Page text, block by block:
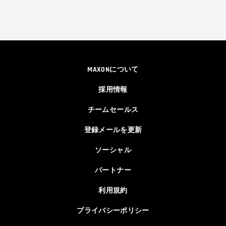
MAXONについて
採用情報
チームセールス
登録メールを更新
ソーシャル
パートナー
利用規約
プライバシーポリシー